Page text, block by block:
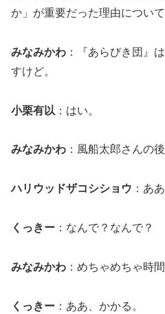
か」が重要だった理由について
みなみかわ ：『あらびき団』
すけど。
小栗有以 ：はい。
みなみかわ ：風船太郎さんの
ハリウッドザコシショウ ：ああ
くっきー ：なんで？なんで？
みなみかわ ：めちゃめちゃ時
くっきー ：ああ、かかる。